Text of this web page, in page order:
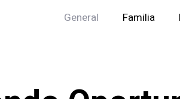
General Familia